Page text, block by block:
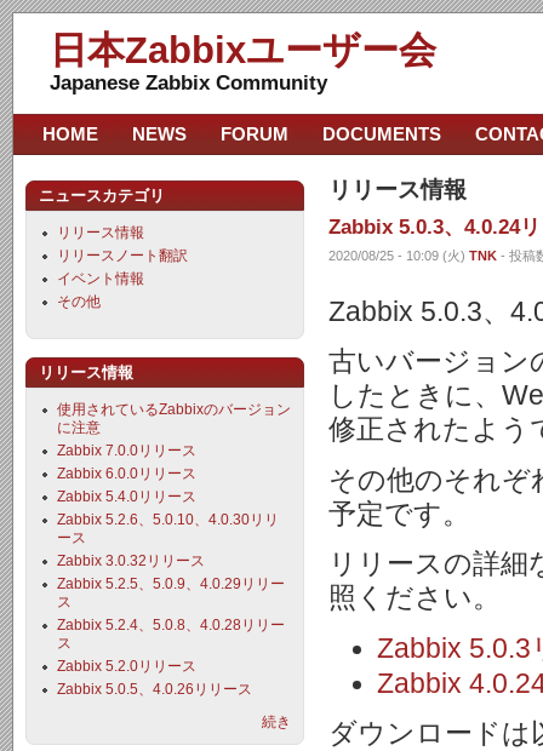
日本Zabbixユーザー会
Japanese Zabbix Community
リリース情報
Zabbix 5.0.3、4.0.24
2020/08/25 - 10:09 (火) TNK - 投稿
Zabbix 5.0.3、
古いバージョン
したときに、
修正されたよう
その他のそれぞ
予定です。
リリースの詳
照ください。
Zabbix 5.0.3
Zabbix
ダウンロードは
HOME NEWS FORUM DOCUMENTS
ニュースカテゴリ
リリース情報
リリースノート翻訳
イベント情報
その他
リリース情報
使用されているZabbixのバージョン
に注意
Zabbix 7.0.0リリース
Zabbix 6.0.0リリース
Zabbix 5.4.0リリース
Zabbix 5.2.6、5.0.10、4.0.30リリ
ース
Zabbix 3.0.32リリース
Zabbix 5.2.5、5.0.9、4.0.29リリー
ス
Zabbix 5.2.4、5.0.8、4.0.28リリー
ス
Zabbix 5.2.0リリース
Zabbix 5.0.5、4.0.26リリース
続き